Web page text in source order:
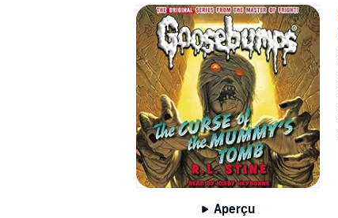
Aperçu